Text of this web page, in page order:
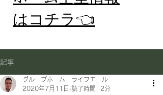
​はコチラ👈
記事
グループホーム ライフエール
2020年7月11日 読了時間: 2分